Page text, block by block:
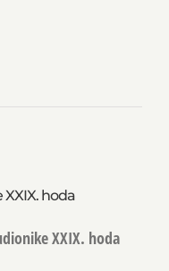
hoda
XXIX. hoda